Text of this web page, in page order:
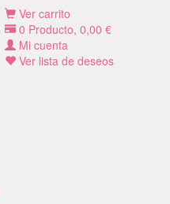
Ver carrito
0 Producto, 0,00 €
Mi cuenta
Ver lista de deseos